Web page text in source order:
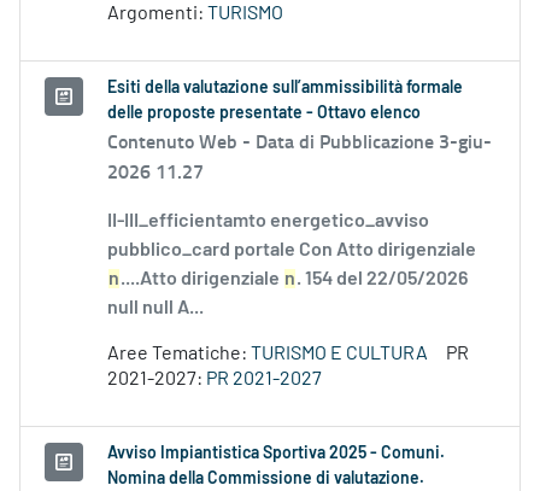
Argomenti: TURISMO
Esiti della valutazione sull’ammissibilità formale
delle proposte presentate - Ottavo elenco
Contenuto Web - Data di Pubblicazione 3-giu-
2026 11.27
II-III_efficientamto energetico_avviso
pubblico_card portale Con Atto dirigenziale
n....Atto dirigenziale n. 154 del 22/05/2026
null null A...
Aree Tematiche: TURISMO E CULTURA
PR
2021-2027: PR 2021-2027
Avviso Impiantistica Sportiva 2025 - Comuni.
Nomina della Commissione di valutazione.